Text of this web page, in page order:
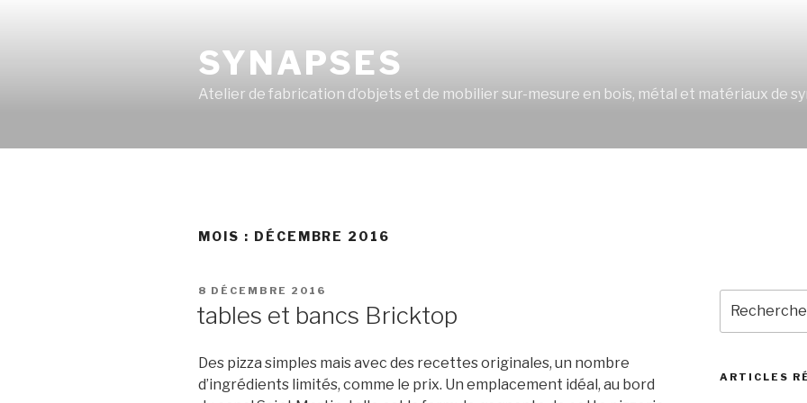
SYNAPSES
Atelier de fabrication d’objets et de mobilier sur-mesure en bois, métal et matériaux de
MOIS : DÉCEMBRE 2016
PUBLIÉ
8 DÉCEMBRE 2016
tables et bancs Bricktop
Des pizza simples mais avec des recettes originales, un nombre
d’ingrédients limités, comme le prix. Un emplacement idéal, au bord
pour
:
ARTICLES